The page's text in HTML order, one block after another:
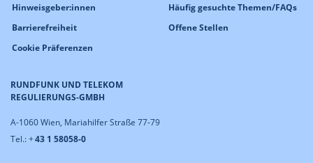
RUNDFUNK UND TELEKOM
REGULIERUNGS-GMBH
A-1060 Wien, Mariahilfer Straße 77-79
Tel.: +43 1 58058-0
Hinweisgeber:innen
Barrierefreiheit
Cookie Präferenzen
Häufig gesuchte Themen/FAQs
Offene Stellen